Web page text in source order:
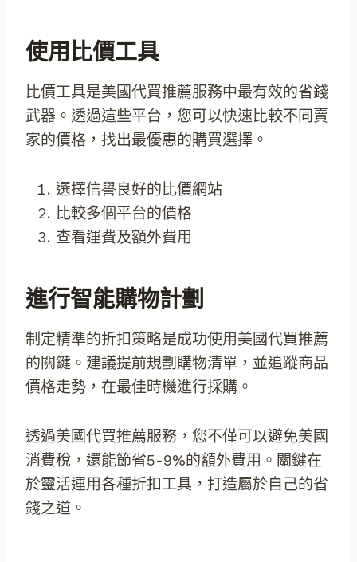
使用比價工具
比價工具是美國代買推薦服務中最有效的省錢
武器。透過這些平台，您可以快速比較不同賣
家的價格，找出最優惠的購買選擇。
選擇信譽良好的比價網站
比較多個平台的價格
查看運費及額外費用
進行智能購物計劃
制定精準的折扣策略是成功使用美國代買推薦
的關鍵。建議提前規劃購物清單，並追蹤商品
價格走勢，在最佳時機進行採購。
透過美國代買推薦服務，您不僅可以避免美國
消費稅，還能節省5-9%的額外費用。關鍵在
於靈活運用各種折扣工具，打造屬於自己的省
錢之道。